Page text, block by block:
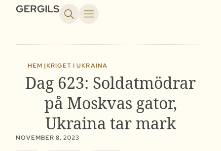
GERGILS
HEM |KRIGET I UKRAINA
Dag 623: Soldatmödrar
på Moskvas gator,
Ukraina tar mark
NOVEMBER 8, 2023